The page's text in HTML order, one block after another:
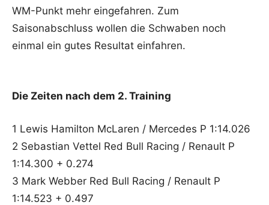
WM-Punkt mehr eingefahren. Zum
Saisonabschluss wollen die Schwaben noch
einmal ein gutes Resultat einfahren.
Die Zeiten nach dem 2. Training
1 Lewis Hamilton McLaren / Mercedes P 1:14.026
2 Sebastian Vettel Red Bull Racing / Renault P
1:14.300 + 0.274
3 Mark Webber Red Bull Racing / Renault P
1:14.523 + 0.497